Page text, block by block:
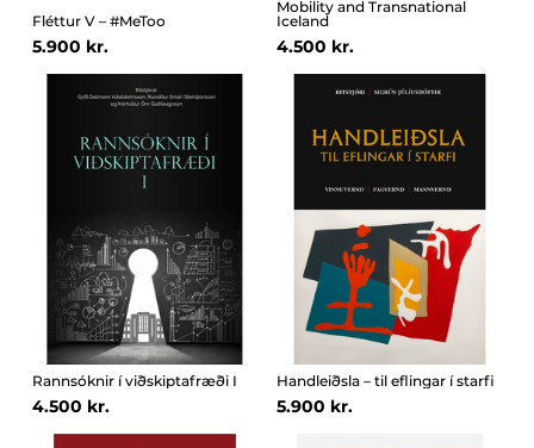
Fléttur V – #MeToo
5.900 kr.
Mobility and Transnational
Iceland
4.500 kr.
Rannsóknir í viðskiptafræði I
4.500 kr.
Handleiðsla – til eflingar í starfi
5.900 kr.